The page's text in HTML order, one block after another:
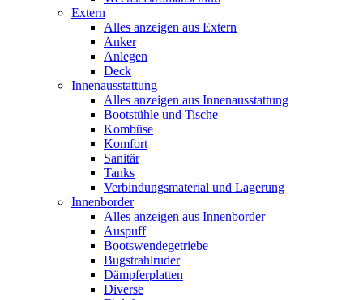
Extern
Alles anzeigen aus Extern
Anker
Anlegen
Deck
Innenausstattung
Alles anzeigen aus Innenausstattung
Bootstühle und Tische
Kombüse
Komfort
Sanitär
Tanks
Verbindungsmaterial und Lagerung
Innenborder
Alles anzeigen aus Innenborder
Auspuff
Bootswendegetriebe
Bugstrahlruder
Dämpferplatten
Diverse